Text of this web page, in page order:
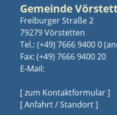
Gemeinde
Freiburger Straße 2
79279 Vörstetten
Tel.: (+49) 7666 9400 0
Fax: (+49) 7666 9400 20
E-Mail:
[ zum Kontaktformular ]
[ Anfahrt / Standort ]